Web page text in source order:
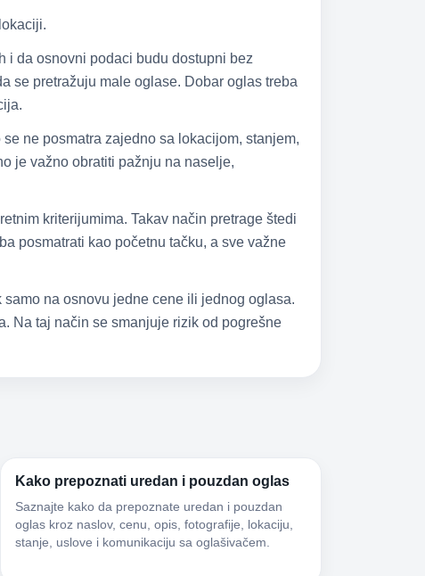
i da osnovni podaci budu dostupni bez
se pretražuju male oglase. Dobar oglas treba
ne posmatra zajedno sa lokacijom, stanjem,
je važno obratiti pažnju na naselje,
kriterijumima. Takav način pretrage štedi
posmatrati kao početnu tačku, a sve važne
na osnovu jedne cene ili jednog oglasa.
Na taj način se smanjuje rizik od pogrešne
Kako prepoznati uredan i pouzdan oglas
Saznajte kako da prepoznate uredan i pouzdan
oglas kroz naslov, cenu, opis, fotografije, lokaciju,
stanje, uslove i komunikaciju sa oglašivačem.